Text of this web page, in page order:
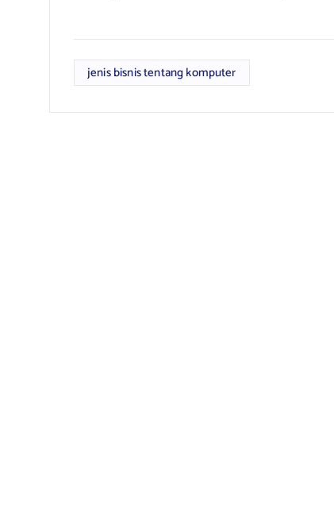
jenis bisnis tentang komputer